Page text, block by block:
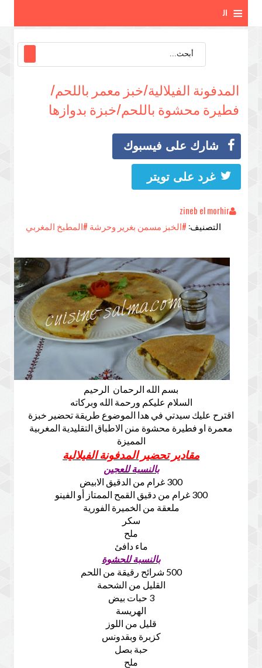
≡ ال
م
المدفونة الفيلالية/خبز معمر باللحم/
فطيرة محشوة باللحم/خبزة بدوازها
شارك على فيسبوك
غرد على تويتر
zineb el morhir
التصنيف: #الخبز مسمن بغرير وحرشة #المطبخ المغربي
بسم الله الرحمان الرحيم
السلام عليكم ورحمة الله وبركاته
اقترح عليك سيدتي في هدا الموضوع طريقة تحضير خبزة
معمرة او فطيرة محشوة منن الاطباق التقليدية المغربية
المميزة
مقادير تحضير المدفونة الفيلالية
بالنسبة للعجين
300 غرام من الدقيق الابيض
300 غرام من دقيق القمح الممتاز أو الفينو
ملعقة من الخميرة الفورية
سكر
ملح
ماء دافئ
بالنسبة للحشوة
500 شرائح رقيقة من اللحم
القليل من الشحمة
3 حبات بيض
الهريسة
قليل من اللوز
كزبرة وبقدونس
حبة بصل
ملح